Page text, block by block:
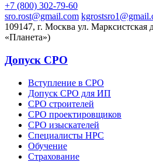
+7 (800) 302-79-60
sro.rost@gmail.com
109147, г. Москва ул. Марксистская
«Планета»)
Допуск СРО
Вступление в СРО
Допуск СРО для ИП
СРО строителей
СРО проектировщиков
СРО изыскателей
Специалисты НРС
Обучение
Страхование